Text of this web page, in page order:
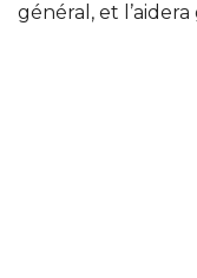
général, et